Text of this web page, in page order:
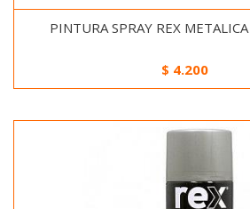
PINTURA SPRAY REX
$ 4.200